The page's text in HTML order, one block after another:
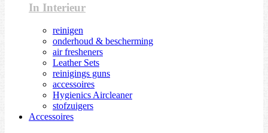
In Interieur
reinigen
onderhoud & bescherming
air fresheners
Leather Sets
reinigings guns
accessoires
Hygienics Aircleaner
stofzuigers
Accessoires